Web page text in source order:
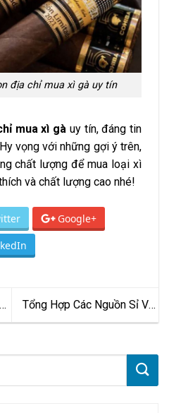
địa chỉ mua xì gà uy tín
mua xì gà uy tín, đáng tin
vọng với những gợi ý trên,
chất lượng để mua loại xì
và chất lượng cao nhé!
Google+
Tổng Hợp Các Nguồn Sỉ Vợt
Pickleball Uy Tín Giá Tốt Nhất